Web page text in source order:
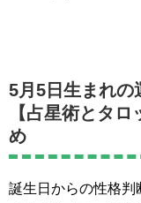
5月5日生まれの
【占星術とタ
め
誕生日からの性格判